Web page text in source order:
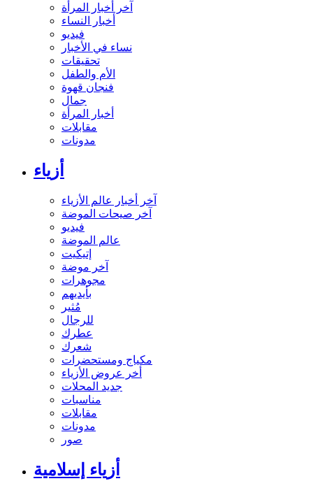
آخر أخبار المرأة
أخبار النساء
فيديو
نساء في الأخبار
تحقيقات
الأم والطفل
فنجان قهوة
جمال
أخبار المرأة
مقابلات
مدونات
أزياء
آخر أخبار عالم الأزياء
آخر صيحات الموضة
فيديو
عالم الموضة
إتيكيت
آخر موضة
مجوهرات
بأيديهم
مُثير
للرجال
عطرك
شعرك
مكياج ومستحضرات
أخر عروض الأزياء
جديد المحلات
مناسبات
مقابلات
مدونات
صور
أزياء إسلامية